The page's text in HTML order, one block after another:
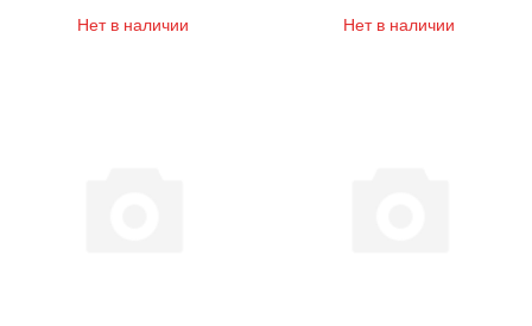
Нет в наличии Нет в наличии